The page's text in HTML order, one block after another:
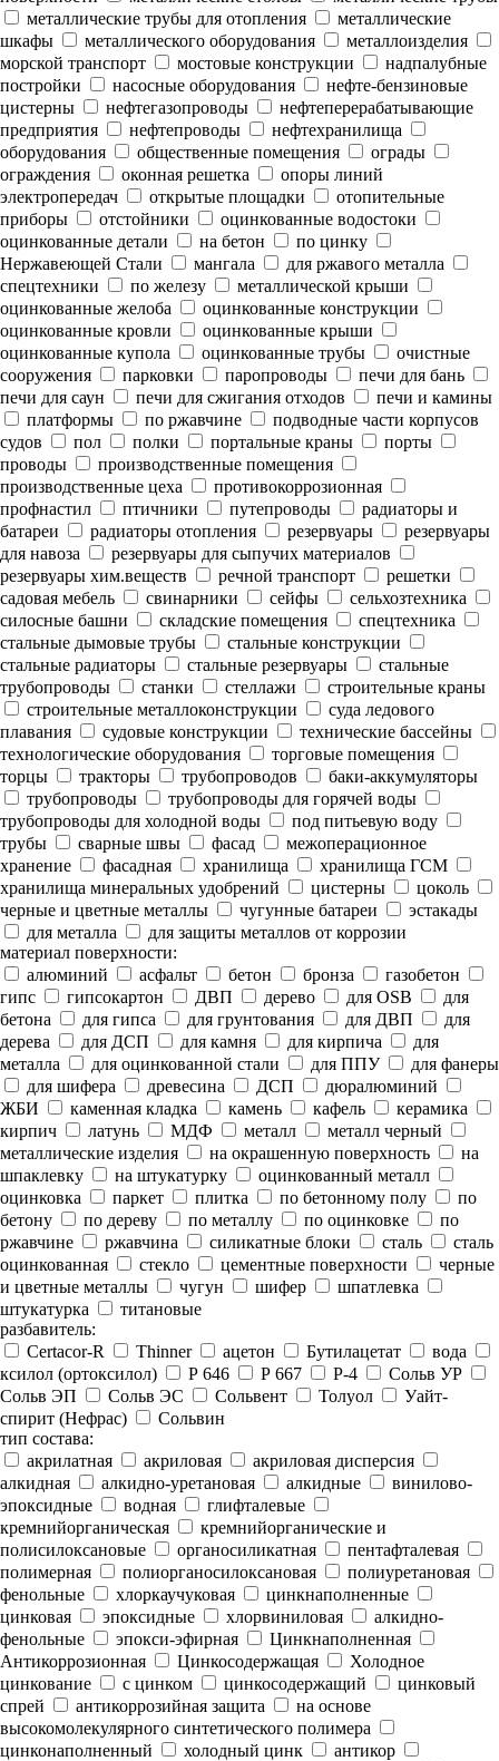
металлические трубы для отопления
металлические
шкафы
металлического оборудования
металлоизделия
морской транспорт
мостовые конструкции
надпалубные
постройки
насосные оборудования
нефте-бензиновые
цистерны
нефтегазопроводы
нефтеперерабатывающие
предприятия
нефтепроводы
нефтехранилища
оборудования
общественные помещения
ограды
ограждения
оконная решетка
опоры линий
электропередач
открытые площадки
отопительные
приборы
отстойники
оцинкованные водостоки
оцинкованные детали
на бетон
по цинку
Нержавеющей Стали
мангала
для ржавого металла
спецтехники
по железу
металлической крыши
оцинкованные желоба
оцинкованные конструкции
оцинкованные кровли
оцинкованные крыши
оцинкованные купола
оцинкованные трубы
очистные
сооружения
парковки паропроводы
печи для бань
печи для саун
печи для сжигания отходов
печи и камины
платформы
по ржавчине
подводные части корпусов
судов
пол полки портальные краны
порты
проводы
производственные помещения
производственные цеха
противокоррозионная
профнастил
птичники путепроводы
радиаторы и
батареи
радиаторы отопления резервуары
резервуары
для навоза
резервуары для сыпучих материалов
резервуары хим.веществ
речной транспорт
решетки
садовая мебель
свинарники сейфы
сельхозтехника
силосные башни
складские помещения
спецтехника
стальные дымовые трубы
стальные конструкции
стальные радиаторы
стальные резервуары
стальные
трубопроводы
станки стеллажи
строительные краны
строительные металлоконструкции
суда ледового
плавания
судовые конструкции
технические бассейны
технологические оборудования
торговые помещения
торцы
тракторы трубопроводов
баки-аккумуляторы
трубопроводы
трубопроводы для горячей воды
трубопроводы для холодной воды
под питьевую воду
трубы
сварные швы фасад
межоперационное
хранение
фасадная хранилища
хранилища ГСМ
хранилища минеральных удобрений
цистерны
цоколь
черные и цветные металлы
чугунные батареи
эстакады
для металла
для защиты металлов от коррозии
материал поверхности:
алюминий
асфальт бетон бронза
газобетон
гипс
гипсокартон ДВП дерево для OSB
для
бетона
для гипса для грунтования для ДВП
для
дерева
для ДСП для камня для кирпича
для
металла
для оцинкованной стали для ППУ
для фанеры
для шифера
древесина ДСП
дюралюминий
ЖБИ
каменная кладка камень кафель
керамика
кирпич
латунь МДФ металл
металл черный
металлические изделия
на окрашенную поверхность
на
шпаклевку
на штукатурку
оцинкованный металл
оцинковка
паркет плитка по бетонному полу
по
бетону
по дереву по металлу по оцинковке
по
ржавчине
ржавчина силикатные блоки сталь
сталь
оцинкованная
стекло цементные поверхности
черные
и цветные металлы
чугун шифер
шпатлевка
штукатурка
титановые
разбавитель:
Certacor-R
Thinner ацетон Бутилацетат
вода
ксилол (ортоксилол)
Р 646 Р 667 Р-4
Сольв УР
Сольв ЭП
Сольв ЭС Сольвент Толуол
Уайт-
спирит (Нефрас)
Сольвин
тип состава:
акрилатная
акриловая
акриловая дисперсия
алкидная
алкидно-уретановая алкидные
винилово-
эпоксидные
водная
глифталевые
кремнийорганическая
кремнийорганические и
полисилоксановые
органосиликатная
пентафталевая
полимерная
полиорганосилоксановая
полиуретановая
фенольные
хлоркаучуковая
цинкнаполненные
цинковая
эпоксидные хлорвиниловая
алкидно-
фенольные
эпокси-эфирная
Цинкнаполненная
Антикоррозионная
Цинкосодержащая
Холодное
цинкование
с цинком цинкосодержащий
цинковый
спрей
антикоррозийная защита
на основе
высокомолекулярного синтетического полимера
цинконаполненный
холодный цинк
антикор